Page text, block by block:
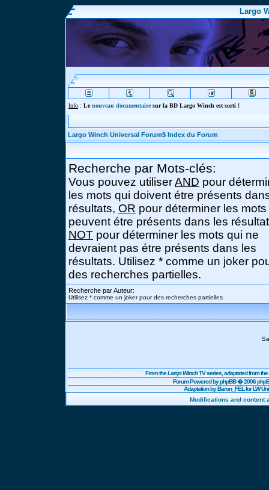
Largo
Info : Lenouveau documentairesur la BD Largo Winch est sorti !
Largo Winch Universal Forum$ Index du Forum
Recherche par Mots-clés:
Vous pouvez utiliserAND pour
les mots qui doivent étre présents
résultats, OR pour déterminer les
peuvent étre présents dans les
NOT pour déterminer les mots qui ne
devraient pas étre présents dans les
résultats. Utilisez * comme un joker
des recherches partielles.
Recherche par Auteur:
Utilisez * comme un joker pour des recherches partielles
From theLargo WinchTV series, adaptated from
Forum Powered byphpBB� 2006
Adaptation by Baron_FEL for LW
Modifications and content